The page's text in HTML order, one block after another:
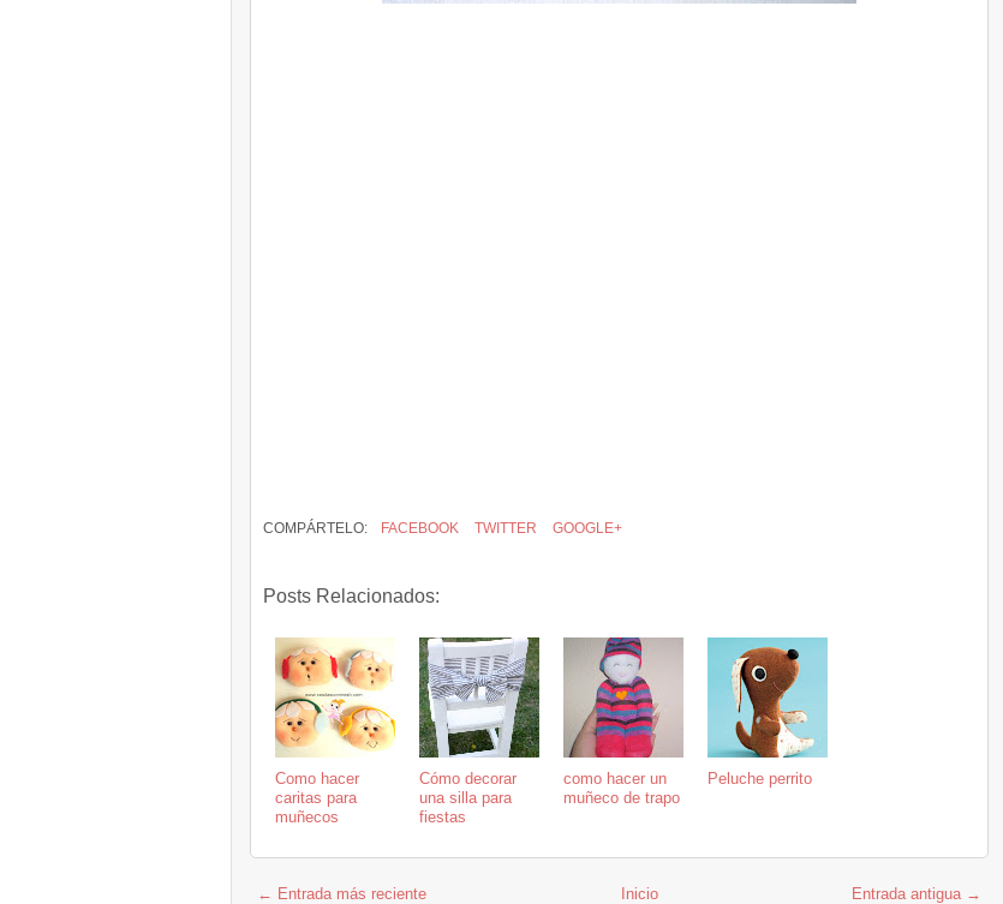
COMPÁRTELO: FACEBOOK TWITTER GOOGLE+
Posts Relacionados:
Como hacer
caritas para
muñecos
Cómo decorar
una silla para
fiestas
como hacer un
muñeco de trapo
Peluche perrito
← Entrada más reciente Entrada antigua →
Inicio